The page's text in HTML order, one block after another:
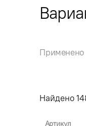
Применено
Найдено
Артикул